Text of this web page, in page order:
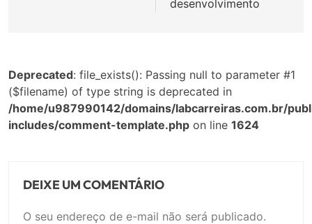
desenvolvimento
Deprecated: file_exists(): Passing null to parameter #1
($filename) of type string is deprecated in
/home/u987990142/domains/labcarreiras.com.br/
includes/comment-template.php on line 1624
DEIXE UM COMENTÁRIO
O seu endereço de e-mail não será publicado.